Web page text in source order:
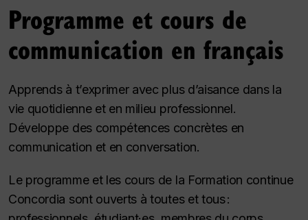
Programme et cours de
communication en français
Apprends à t’exprimer avec plus d’aisance dans la
vie quotidienne et en milieu professionnel.
Développe des compétences concrètes en
communication et en conversation.
Le programme et les cours de la Formation continue
Concordia sont ouverts à toutes et tous :